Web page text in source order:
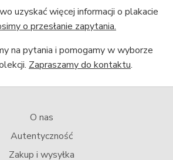
uzyskać więcej informacji o plakacie
o przesłanie zapytania.
na pytania i pomogamy w wyborze
Zapraszamy do kontaktu.
O nas
Autentyczność
Zakup i wysyłka